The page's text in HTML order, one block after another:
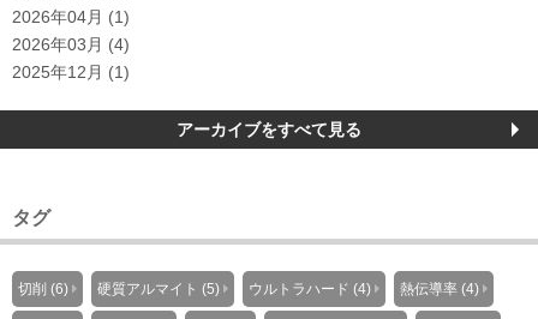
2026年04月 (1)
2026年03月 (4)
2025年12月 (1)
アーカイブをすべて見る
タグ
切削 (6) 硬質アルマイト (5) ウルトラハード (4) 熱伝導率 (4)